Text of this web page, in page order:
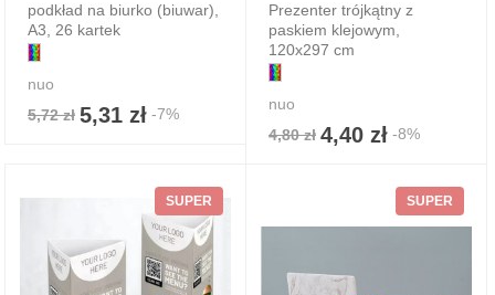
podkład na biurko (biuwar),
A3, 26 kartek
nuo
5,72 zł 5,31 zł -7%
Prezenter trójkątny z
paskiem klejowym,
120x297 cm
nuo
4,80 zł 4,40 zł -8%
SUPER SUPER